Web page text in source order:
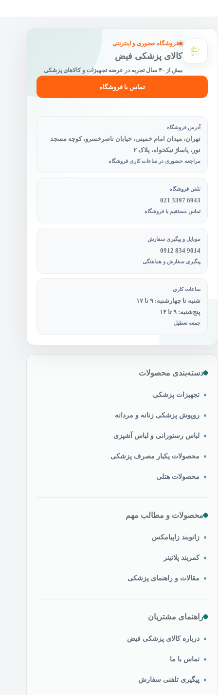
فروشگاه حضوری و اینترنتی
کالای پزشکی فیض
بیش از ۴۰ سال تجربه در عرضه تجهیزات و کالاهای پزشکی
تماس با فروشگاه
آدرس فروشگاه
تهران، میدان امام خمینی، خیابان ناصرخسرو، کوچه مسجد
نور، پاساژ نیکخواه، پلاک ۲
مراجعه حضوری در ساعات کاری فروشگاه
تلفن فروشگاه
021 3397 6943
تماس مستقیم با فروشگاه
موبایل و پیگیری سفارش
0912 834 9014
پیگیری سفارش و هماهنگی
ساعات کاری
شنبه تا چهارشنبه: ۹ تا ۱۷
پنج‌شنبه: ۹ تا ۱۴
جمعه تعطیل
دسته‌بندی محصولات
تجهیزات پزشکی
روپوش پزشکی زنانه و مردانه
لباس رستورانی و لباس آشپزی
محصولات یکبار مصرف پزشکی
محصولات هتلی
محصولات و مطالب مهم
زانوبند زاپیامکس
کمربند پلاتینر
مقالات و راهنمای پزشکی
راهنمای مشتریان
درباره کالای پزشکی فیض
تماس با ما
پیگیری تلفنی سفارش